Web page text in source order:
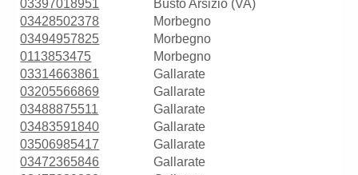
03397018951
Busto Arsizio (VA)
03428502378
Morbegno
03494957825
Morbegno
0113853475
Morbegno
03314663861
Gallarate
03205566869
Gallarate
03488875511
Gallarate
03483591840
Gallarate
03506985417
Gallarate
03472365846
Gallarate